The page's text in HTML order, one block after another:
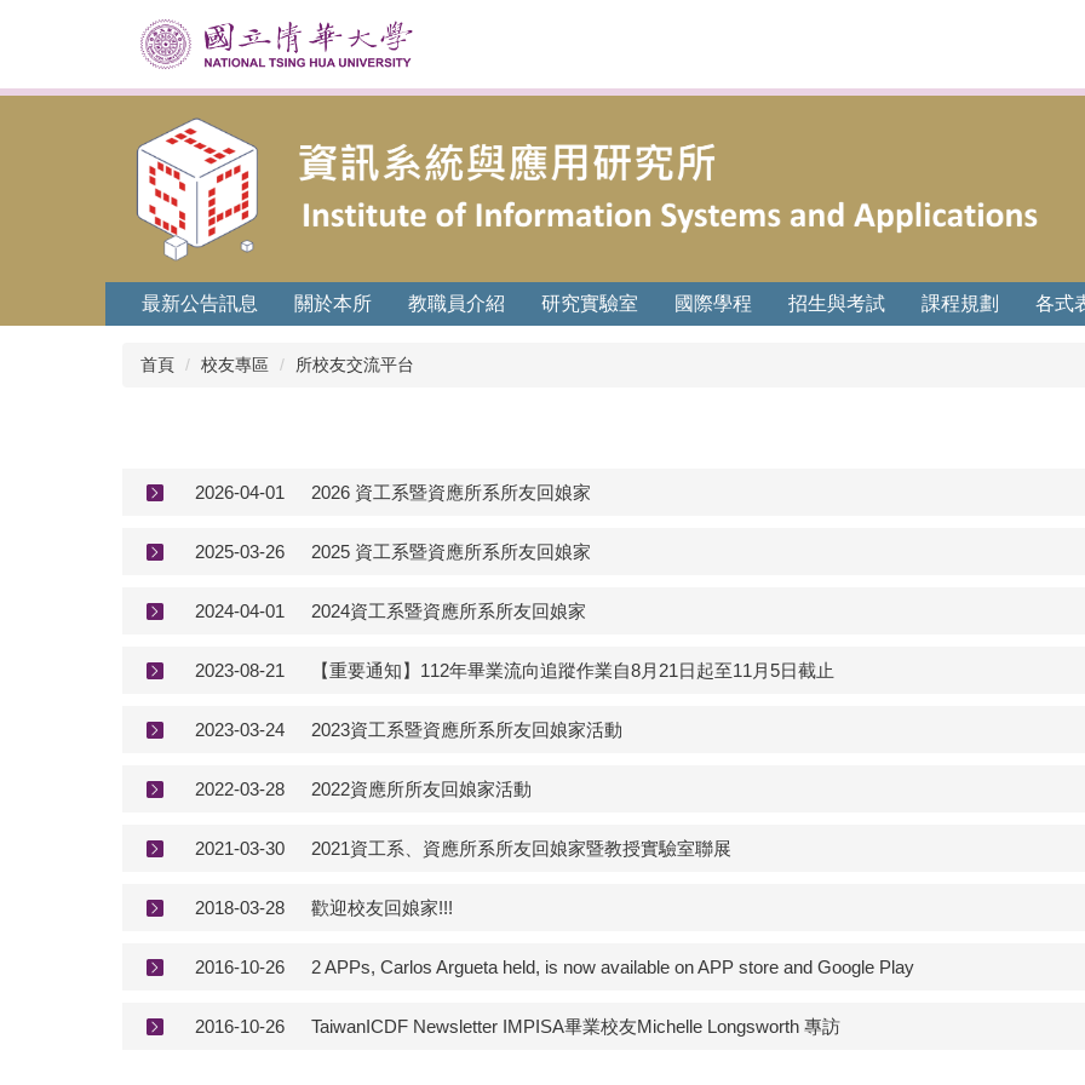
要
最新公告訊息 關於本所 教職員介紹 研究實驗室 國際學程 招生與考試 課程規劃 各式
首頁 校友專區 所校友交流平台
2026-04-01 2026 資工系暨資應所系所友回娘家
2025-03-26 2025 資工系暨資應所系所友回娘家
2024-04-01 2024資工系暨資應所系所友回娘家
2023-08-21 【重要通知】112年畢業流向追蹤作業自8月21日起至11月5日截止
2023-03-24 2023資工系暨資應所系所友回娘家活動
2022-03-28 2022資應所所友回娘家活動
2021-03-30 2021資工系、資應所系所友回娘家暨教授實驗室聯展
2018-03-28 歡迎校友回娘家!!!
2016-10-26 2 APPs, Carlos Argueta held, is now available on APP store and Google Play
2016-10-26 TaiwanICDF Newsletter IMPISA畢業校友Michelle Longsworth 專訪